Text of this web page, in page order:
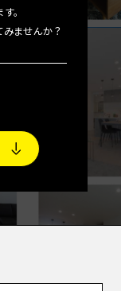
。
ませんか？